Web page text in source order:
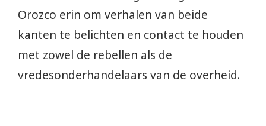
Orozco erin om verhalen van beide
kanten te belichten en contact te houden
met zowel de rebellen als de
vredesonderhandelaars van de overheid.